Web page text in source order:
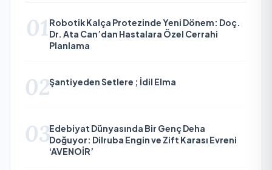
01 Robotik Kalça Protezinde Yeni Dönem: Doç.
Dr. Ata Can’dan Hastalara Özel Cerrahi
Planlama
02Şantiyeden Setlere ; İdil Elma
03Edebiyat Dünyasında Bir Genç Deha
Doğuyor: Dilruba Engin ve Zift Karası Evreni
‘AVENOİR’